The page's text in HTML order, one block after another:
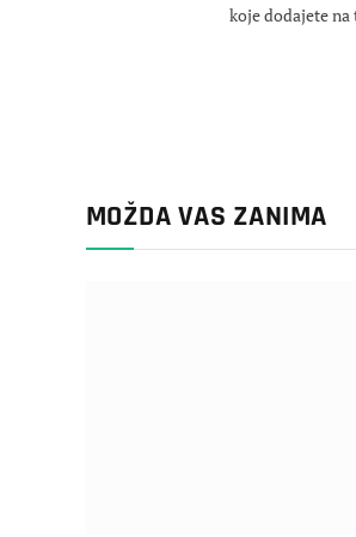
koje dodajete na
MOŽDA VAS ZANIMA